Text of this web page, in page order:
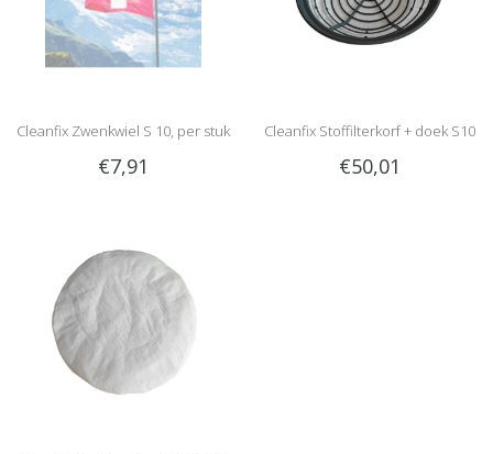
Cleanfix Zwenkwiel S 10, per stuk
€7,91
Cleanfix Stoffilterkorf + doek S10
€50,01